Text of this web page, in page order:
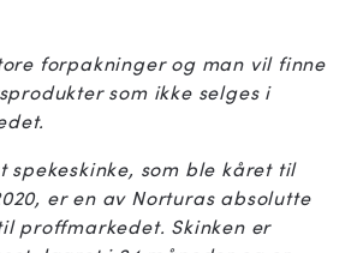
forpakninger og man vil finne
som ikke selges i
spekeskinke, som ble kåret til
er en av Norturas absolutte
proffmarkedet. Skinken er